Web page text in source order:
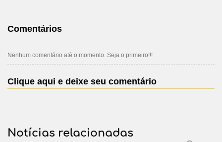
Comentários
Nenhum comentário até o momento. Seja o primeiro!!!
Clique aqui e deixe seu comentário
Notícias relacionadas